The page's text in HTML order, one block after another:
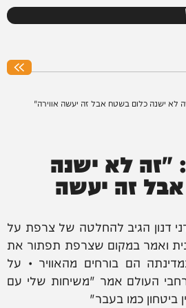
לא ישנה כלום בשטח אבל זה יעשה אווירה"
"זה לא ישנה
זה יעשה
דנון הגיב להחלטה של צרפת על
ואמר במקום שצרפת תפתור את
הם בורחים מהאוויר • על
העולם אמר "משיחות שלי עם
ביטחון כמו בעבר"